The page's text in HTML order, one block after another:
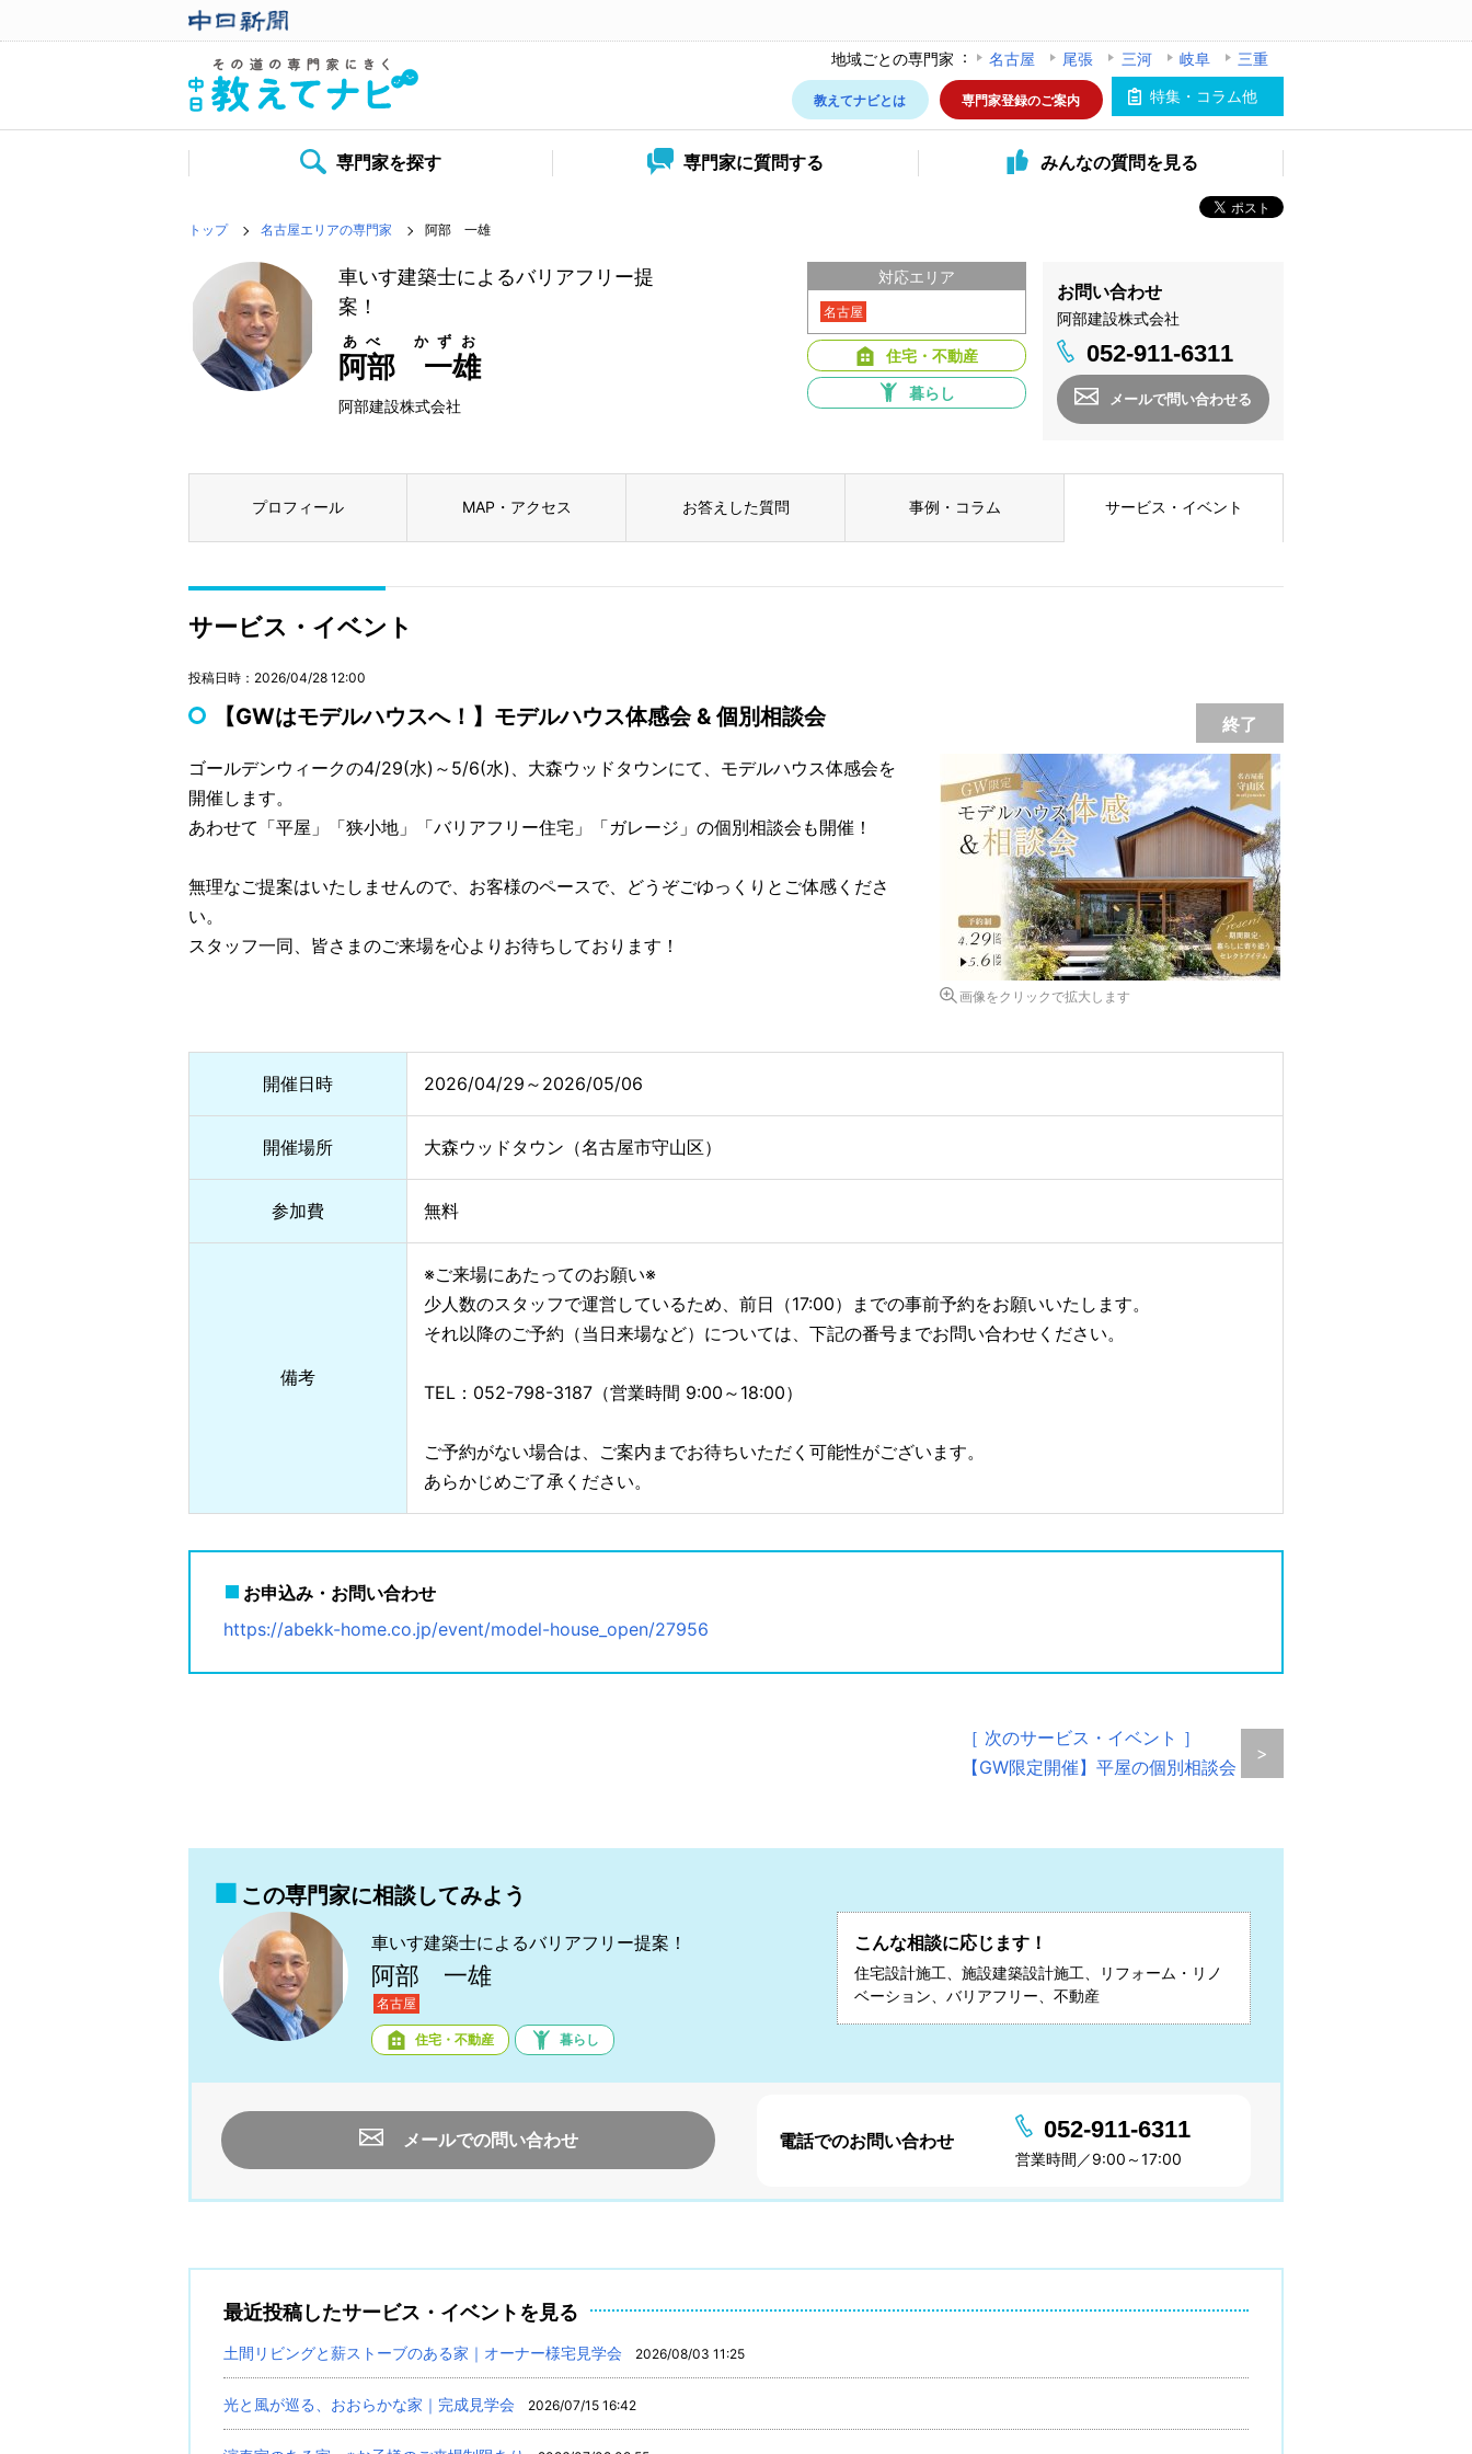
地域ごとの専門家 名古屋 尾張 三河 岐阜
三重
特集・コラム他
教えてナビとは 専門家登録のご案内
専門家を探す 専門家に質問する みんなの質問を見る
トップ 名古屋エリアの専門家 阿部 一雄
車いす建築士によるバリアフリー提
案！
阿部 一雄
あべ かずお
阿部建設株式会社
お問い合わせ
阿部建設株式会社
052-911-6311
メールで問い合わせる
対応エリア
名古屋
住宅・不動産
暮らし
プロフィール MAP・アクセス お答えした質問 事例・コラム サービス・イベント
サービス・イベント
投稿日時：2026/04/28 12:00
【GWはモデルハウスへ！】モデルハウス体感会 & 個別相談会
終了
ゴールデンウィークの4/29(水)～5/6(水)、大森ウッドタウンにて、モデルハウス体感会を
開催します。
あわせて「平屋」「狭小地」「バリアフリー住宅」「ガレージ」の個別相談会も開催！
無理なご提案はいたしませんので、お客様のペースで、どうぞごゆっくりとご体感くださ
い。
スタッフ一同、皆さまのご来場を心よりお待ちしております！
画像をクリックで拡大します
開催日時 2026/04/29～2026/05/06
開催場所 大森ウッドタウン（名古屋市守山区）
参加費 無料
備考
※ご来場にあたってのお願い※
少人数のスタッフで運営しているため、前日（17:00）までの事前予約をお願いいたします。
それ以降のご予約（当日来場など）については、下記の番号までお問い合わせください。
TEL：052-798-3187（営業時間 9:00～18:00）
ご予約がない場合は、ご案内までお待ちいただく可能性がございます。
あらかじめご了承ください。
お申込み・お問い合わせ
https://abekk-home.co.jp/event/model-house_open/27956
［ 次のサービス・イベント ］
【GW限定開催】平屋の個別相談会
>
この専門家に相談してみよう
車いす建築士によるバリアフリー提案！
阿部 一雄
名古屋
住宅・不動産 暮らし
こんな相談に応じます！
住宅設計施工、施設建築設計施工、リフォーム・リノ
ベーション、バリアフリー、不動産
メールでの問い合わせ 電話でのお問い合わせ 052-911-6311
営業時間／9:00～17:00
最近投稿したサービス・イベントを見る
土間リビングと薪ストーブのある家｜オーナー様宅見学会 2026/08/03 11:25
光と風が巡る、おおらかな家｜完成見学会 2026/07/15 16:42